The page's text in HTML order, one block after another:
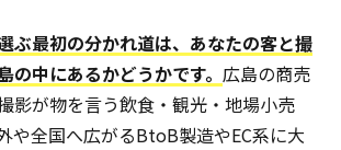
ぶ最初の分かれ道は、あなたの客と撮
の中にあるかどうかです。広島の商売
影が物を言う飲食・観光・地場小売
や全国へ広がるBtoB製造やEC系に大